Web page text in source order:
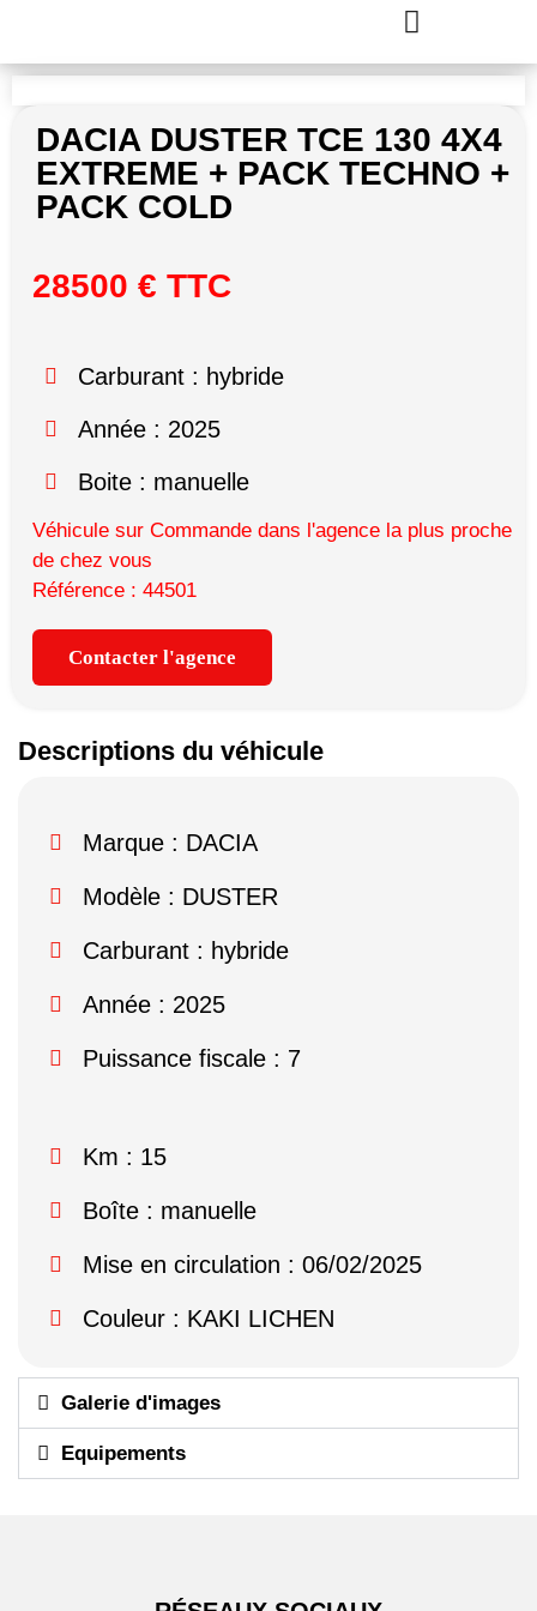
DACIA DUSTER TCE 130 4X4
EXTREME + PACK TECHNO +
PACK COLD
28500 € TTC
Carburant : hybride
Année : 2025
Boite : manuelle
Véhicule sur Commande dans l'agence la plus proche
de chez vous
Référence : 44501
Contacter l'agence
Descriptions du véhicule
Marque : DACIA
Modèle : DUSTER
Carburant : hybride
Année : 2025
Puissance fiscale : 7
Km : 15
Boîte : manuelle
Mise en circulation : 06/02/2025
Couleur : KAKI LICHEN
Galerie d'images
Equipements